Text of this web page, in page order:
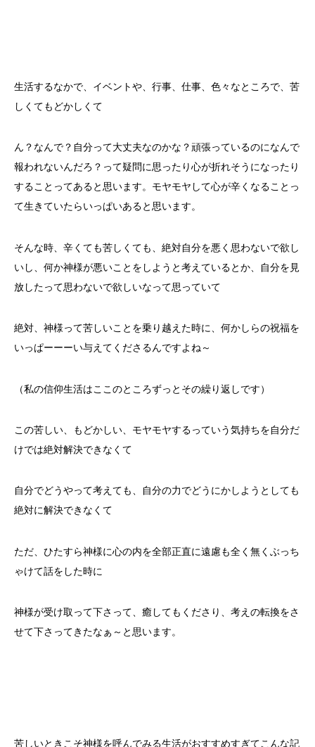
生活するなかで、イベントや、行事、仕事、色々なところで、苦
しくてもどかしくて
ん？なんで？自分って大丈夫なのかな？頑張っているのになんで
報われないんだろ？って疑問に思ったり心が折れそうになったり
することってあると思います。モヤモヤして心が辛くなることっ
て生きていたらいっぱいあると思います。
そんな時、辛くても苦しくても、絶対自分を悪く思わないで欲し
いし、何か神様が悪いことをしようと考えているとか、自分を見
放したって思わないで欲しいなって思っていて
絶対、神様って苦しいことを乗り越えた時に、何かしらの祝福を
いっぱーーーい与えてくださるんですよね～
（私の信仰生活はここのところずっとその繰り返しです）
この苦しい、もどかしい、モヤモヤするっていう気持ちを自分だ
けでは絶対解決できなくて
自分でどうやって考えても、自分の力でどうにかしようとしても
絶対に解決できなくて
ただ、ひたすら神様に心の内を全部正直に遠慮も全く無くぶっち
ゃけて話をした時に
神様が受け取って下さって、癒してもくださり、考えの転換をさ
せて下さってきたなぁ～と思います。
苦しいときこそ神様を呼んでみる生活がおすすめすぎてこんな記